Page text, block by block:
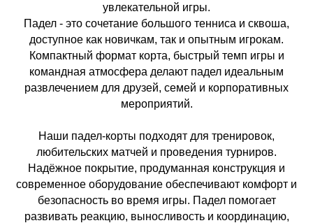
увлекательной игры.
Падел - это сочетание большого тенниса и сквоша,
доступное как новичкам, так и опытным игрокам.
Компактный формат корта, быстрый темп игры и
командная атмосфера делают падел идеальным
развлечением для друзей, семей и корпоративных
мероприятий.
Наши падел-корты подходят для тренировок,
любительских матчей и проведения турниров.
Надёжное покрытие, продуманная конструкция и
современное оборудование обеспечивают комфорт и
безопасность во время игры. Падел помогает
развивать реакцию, выносливость и координацию,